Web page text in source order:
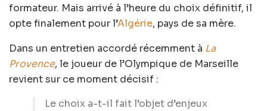
formateur. Mais arrivé à l’heure du choix définitif, il
opte finalement pour l’Algérie, pays de sa mère.
Dans un entretien accordé récemment à La
Provence, le joueur de l’Olympique de Marseille
revient sur ce moment décisif :
Le choix a-t-il fait l’objet d’enjeux